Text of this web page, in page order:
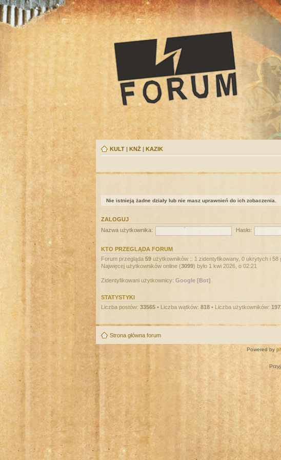
KULT | KNŻ | KAZIK
Nie istnieją żadne działy lub nie masz uprawnień do ich zobaczenia.
ZALOGUJ
Nazwa użytkownika:
Hasło:
KTO PRZEGLĄDA FORUM
Forum przegląda 59 użytkowników :: 1 zidentyfikowany, 0 ukrytych i 58
Najwięcej użytkowników online (3099) było 1 kwi 2026, o 02:21
Zidentyfikowani użytkownicy: Google [Bot]
STATYSTYKI
Liczba postów: 33565 • Liczba wątków: 818 • Liczba użytkowników:
Strona główna forum
Powered by